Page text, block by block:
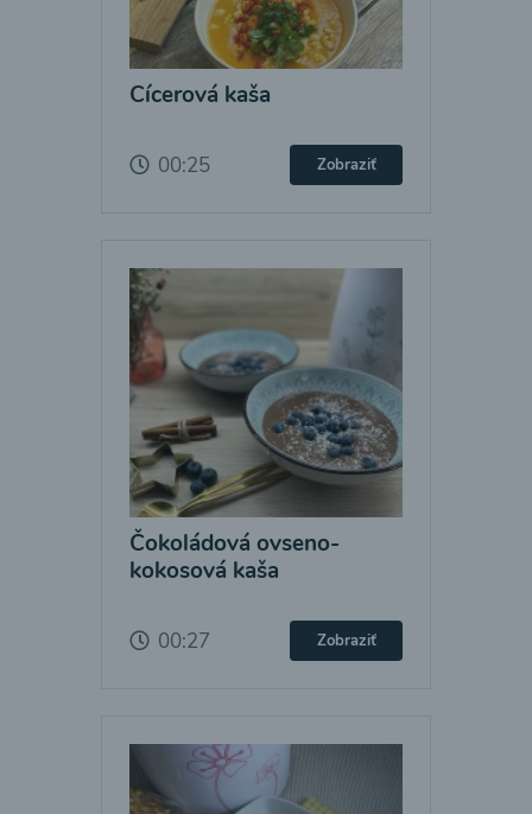
Cícerová kaša
00:25 Zobraziť
Čokoládová ovseno-
kokosová kaša
00:27 Zobraziť